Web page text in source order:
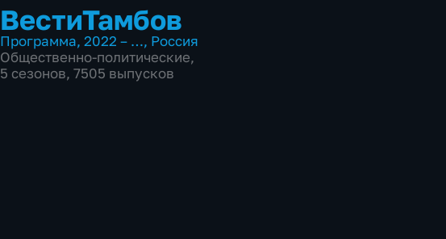
ВестиТамбов
Программа, 2022 – …, Россия
Общественно-политические,
5 сезонов, 7505 выпусков